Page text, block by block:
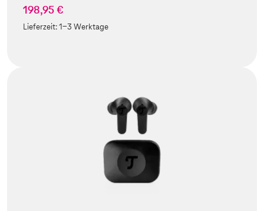
198,95 €
Lieferzeit:1-3 Werktage